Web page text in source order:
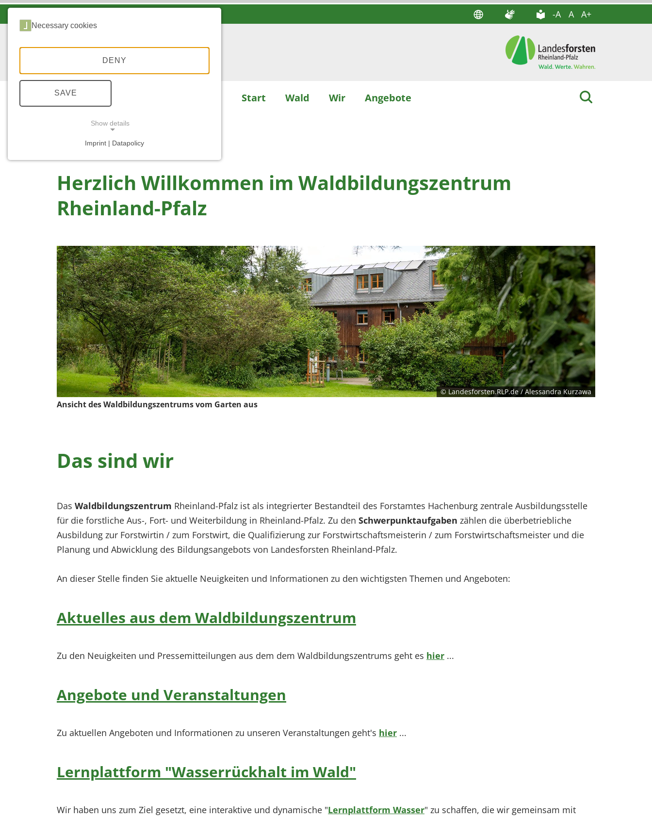
-A A A+
Start Wald Wir Angebote
STARTSEITE ... WALDBILDUNGSZENTRUM
Herzlich Willkommen im Waldbildungszentrum
Rheinland-Pfalz
© Landesforsten.RLP.de / Alessandra Kurzawa
Ansicht des Waldbildungszentrums vom Garten aus
Das sind wir
Das Waldbildungszentrum Rheinland-Pfalz ist als integrierter Bestandteil des Forstamtes Hachenburg zentrale Ausbildungsstelle
für die forstliche Aus-, Fort- und Weiterbildung in Rheinland-Pfalz. Zu den Schwerpunktaufgaben zählen die überbetriebliche
Ausbildung zur Forstwirtin / zum Forstwirt, die Qualifizierung zur Forstwirtschaftsmeisterin / zum Forstwirtschaftsmeister und die
Planung und Abwicklung des Bildungsangebots von Landesforsten Rheinland-Pfalz.
An dieser Stelle finden Sie aktuelle Neuigkeiten und Informationen zu den wichtigsten Themen und Angeboten:
Aktuelles aus dem Waldbildungszentrum
Zu den Neuigkeiten und Pressemitteilungen aus dem dem Waldbildungszentrums geht es hier ...
Angebote und Veranstaltungen
Zu aktuellen Angeboten und Informationen zu unseren Veranstaltungen geht's hier ...
Lernplattform "Wasserrückhalt im Wald"
Wir haben uns zum Ziel gesetzt, eine interaktive und dynamische "Lernplattform Wasser" zu schaffen, die wir gemeinsam mit
Necessary cookies
DENY
SAVE
Show details
Imprint | Datapolicy